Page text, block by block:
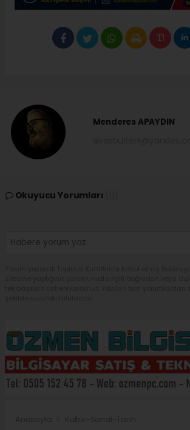
Menderes APAYDIN
Okuyucu Yorumları